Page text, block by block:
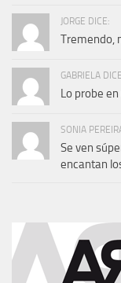
JORGE DICE:
Tremendo,
GABRIELA
Lo probe
SONIA
Se ven
encantan